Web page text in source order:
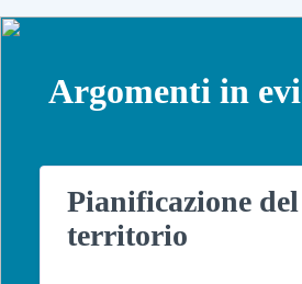
Argomenti in
Pianificazione del
territorio